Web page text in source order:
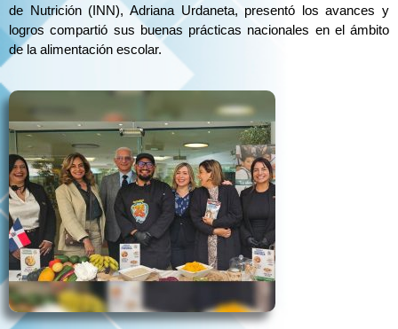
de Nutrición (INN), Adriana Urdaneta, presentó los avances y
logros compartió sus buenas prácticas nacionales en el ámbito
de la alimentación escolar.